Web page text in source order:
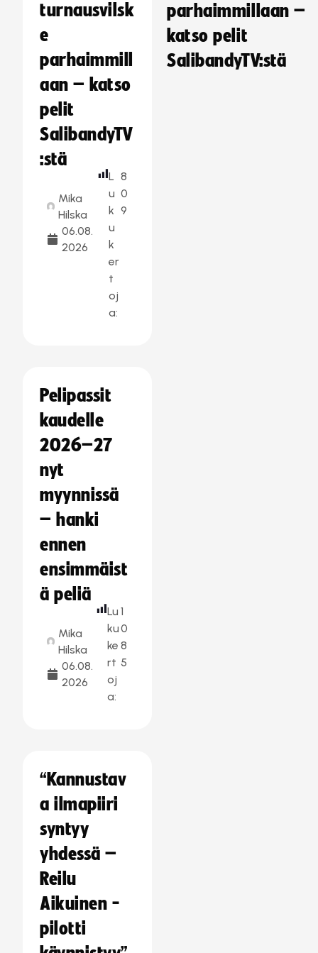
turnausvilsk
e
parhaimmill
aan – katso
pelit
SalibandyTV
:stä
Mika
Hilska
06.08.
2026
L
u
k
u
k
er
t
oj
a:
8
0
9
Pelipassit
kaudelle
2026–27
nyt
myynnissä
– hanki
ennen
ensimmäist
ä peliä
Mika
Hilska
06.08.
2026
Lu
ku
ke
rt
oj
a:
1
0
8
5
“Kannustav
a ilmapiiri
syntyy
yhdessä –
Reilu
Aikuinen -
pilotti
parhaimmillaan –
katso pelit
SalibandyTV:stä